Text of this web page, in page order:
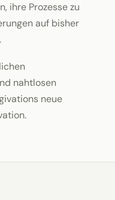
ihre Prozesse zu
auf bisher
nahtlosen
neue